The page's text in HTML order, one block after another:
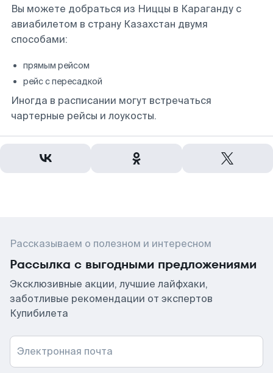
Вы можете добраться из Ниццы в Караганду с
авиабилетом в страну Казахстан двумя
способами:
прямым рейсом
рейс с пересадкой
Иногда в расписании могут встречаться
чартерные рейсы и лоукосты.
Рассказываем о полезном и интересном
Рассылка с выгодными предложениями
Эксклюзивные акции, лучшие лайфхаки,
заботливые рекомендации от экспертов
Купибилета
Электронная почта